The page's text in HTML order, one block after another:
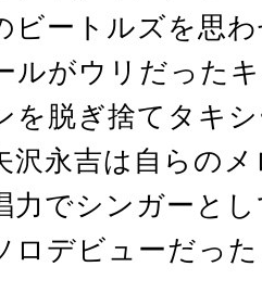
ビートルズを思
ルがウリだった
を脱ぎ捨てタキ
沢永吉は自らの
力でシンガーと
ロデビューだっ